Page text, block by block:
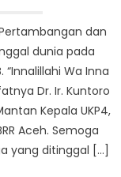
dan
dunia pada
“Innalillahi Wa Inna
Dr. Ir. Kuntoro
Kepala UKP4,
Aceh. Semoga
yang ditinggal […]